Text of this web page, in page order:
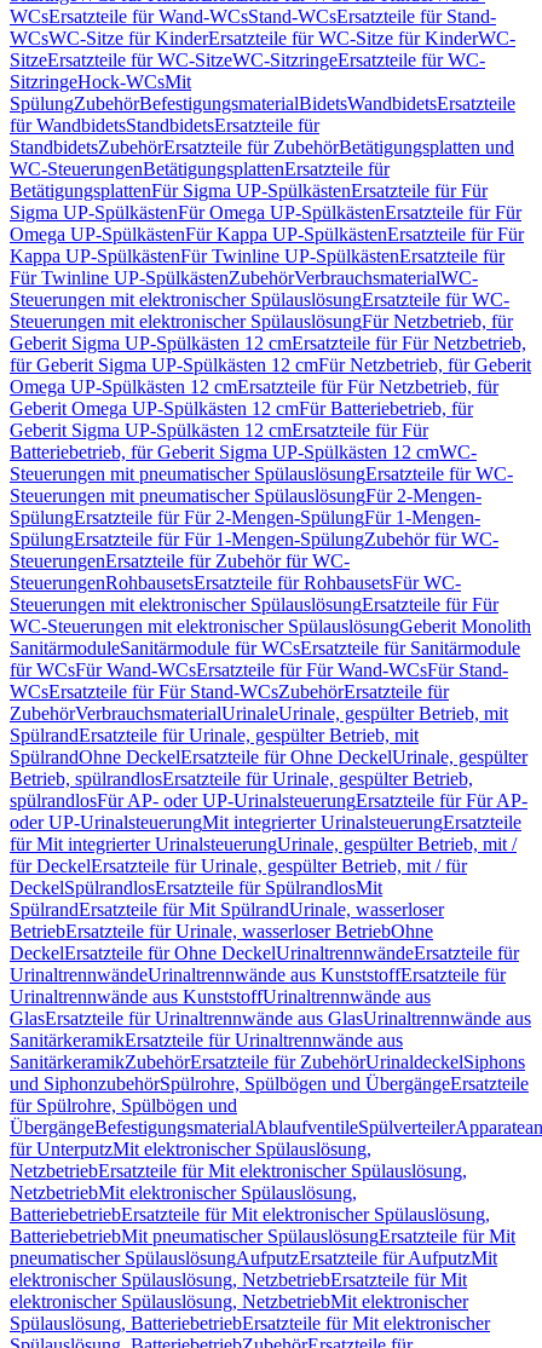
WCsErsatzteile für Wand-WCsStand-WCsErsatzteile für Stand-
WCsWC-Sitze für KinderErsatzteile für WC-Sitze für KinderWC-
SitzeErsatzteile für WC-SitzeWC-SitzringeErsatzteile für WC-
SitzringeHock-WCsMit
SpülungZubehörBefestigungsmaterialBidetsWandbidetsErsatzteile
für WandbidetsStandbidetsErsatzteile für
StandbidetsZubehörErsatzteile für ZubehörBetätigungsplatten und
WC-SteuerungenBetätigungsplattenErsatzteile für
BetätigungsplattenFür Sigma UP-SpülkästenErsatzteile für Für
Sigma UP-SpülkästenFür Omega UP-SpülkästenErsatzteile für Für
Omega UP-SpülkästenFür Kappa UP-SpülkästenErsatzteile für Für
Kappa UP-SpülkästenFür Twinline UP-SpülkästenErsatzteile für
Für Twinline UP-SpülkästenZubehörVerbrauchsmaterialWC-
Steuerungen mit elektronischer SpülauslösungErsatzteile für WC-
Steuerungen mit elektronischer SpülauslösungFür Netzbetrieb, für
Geberit Sigma UP-Spülkästen 12 cmErsatzteile für Für Netzbetrieb,
für Geberit Sigma UP-Spülkästen 12 cmFür Netzbetrieb, für Geberit
Omega UP-Spülkästen 12 cmErsatzteile für Für Netzbetrieb, für
Geberit Omega UP-Spülkästen 12 cmFür Batteriebetrieb, für
Geberit Sigma UP-Spülkästen 12 cmErsatzteile für Für
Batteriebetrieb, für Geberit Sigma UP-Spülkästen 12 cmWC-
Steuerungen mit pneumatischer SpülauslösungErsatzteile für WC-
Steuerungen mit pneumatischer SpülauslösungFür 2-Mengen-
SpülungErsatzteile für Für 2-Mengen-SpülungFür 1-Mengen-
SpülungErsatzteile für Für 1-Mengen-SpülungZubehör für WC-
SteuerungenErsatzteile für Zubehör für WC-
SteuerungenRohbausetsErsatzteile für RohbausetsFür WC-
Steuerungen mit elektronischer SpülauslösungErsatzteile für Für
WC-Steuerungen mit elektronischer SpülauslösungGeberit Monolith
SanitärmoduleSanitärmodule für WCsErsatzteile für Sanitärmodule
für WCsFür Wand-WCsErsatzteile für Für Wand-WCsFür Stand-
WCsErsatzteile für Für Stand-WCsZubehörErsatzteile für
ZubehörVerbrauchsmaterialUrinaleUrinale, gespülter Betrieb, mit
SpülrandErsatzteile für Urinale, gespülter Betrieb, mit
SpülrandOhne DeckelErsatzteile für Ohne DeckelUrinale, gespülter
Betrieb, spülrandlosErsatzteile für Urinale, gespülter Betrieb,
spülrandlosFür AP- oder UP-UrinalsteuerungErsatzteile für Für AP-
oder UP-UrinalsteuerungMit integrierter UrinalsteuerungErsatzteile
für Mit integrierter UrinalsteuerungUrinale, gespülter Betrieb, mit /
für DeckelErsatzteile für Urinale, gespülter Betrieb, mit / für
DeckelSpülrandlosErsatzteile für SpülrandlosMit
SpülrandErsatzteile für Mit SpülrandUrinale, wasserloser
BetriebErsatzteile für Urinale, wasserloser BetriebOhne
DeckelErsatzteile für Ohne DeckelUrinaltrennwändeErsatzteile für
UrinaltrennwändeUrinaltrennwände aus KunststoffErsatzteile für
Urinaltrennwände aus KunststoffUrinaltrennwände aus
GlasErsatzteile für Urinaltrennwände aus GlasUrinaltrennwände aus
SanitärkeramikErsatzteile für Urinaltrennwände aus
SanitärkeramikZubehörErsatzteile für ZubehörUrinaldeckelSiphons
und SiphonzubehörSpülrohre, Spülbögen und ÜbergängeErsatzteile
für Spülrohre, Spülbögen und
ÜbergängeBefestigungsmaterialAblaufventileSpülverteiler
für UnterputzMit elektronischer Spülauslösung,
NetzbetriebErsatzteile für Mit elektronischer Spülauslösung,
NetzbetriebMit elektronischer Spülauslösung,
BatteriebetriebErsatzteile für Mit elektronischer Spülauslösung,
BatteriebetriebMit pneumatischer SpülauslösungErsatzteile für Mit
pneumatischer SpülauslösungAufputzErsatzteile für AufputzMit
elektronischer Spülauslösung, NetzbetriebErsatzteile für Mit
elektronischer Spülauslösung, NetzbetriebMit elektronischer
Spülauslösung, BatteriebetriebErsatzteile für Mit elektronischer